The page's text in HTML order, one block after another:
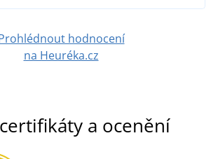
hodnocení
na Heuréka.cz
a ocenění